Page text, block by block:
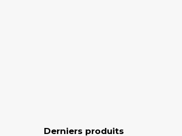
Derniers produits